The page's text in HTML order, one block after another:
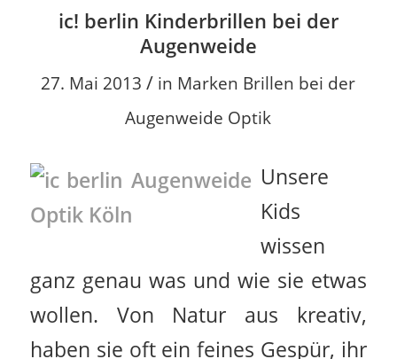
ic! berlin Kinderbrillen bei der
Augenweide
27. Mai 2013 / in Marken Brillen bei der
Augenweide Optik
Unsere
Kids
wissen
ganz genau was und wie sie etwas
wollen. Von Natur aus kreativ,
haben sie oft ein feines Gespür, ihr